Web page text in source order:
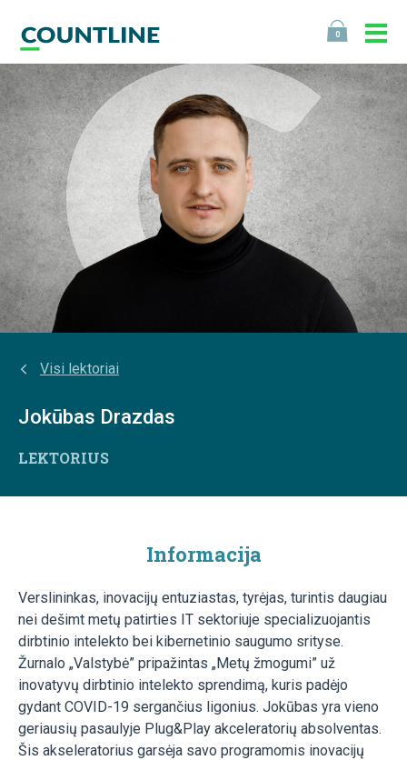
0
Visi lektoriai
Jokūbas Drazdas
LEKTORIUS
Informacija
Verslininkas, inovacijų entuziastas, tyrėjas, turintis daugiau
nei dešimt metų patirties IT sektoriuje specializuojantis
dirbtinio intelekto bei kibernetinio saugumo srityse.
Žurnalo „Valstybė” pripažintas „Metų žmogumi” už
inovatyvų dirbtinio intelekto sprendimą, kuris padėjo
gydant COVID-19 sergančius ligonius. Jokūbas yra vieno
geriausių pasaulyje Plug&Play akceleratorių absolventas.
Šis akseleratorius garsėja savo programomis inovacijų